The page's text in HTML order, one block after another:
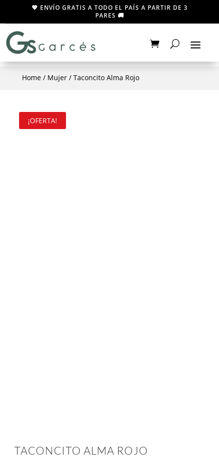
💖 ENVÍO GRATIS A TODO EL PAÍS A PARTIR DE 3
PARES 🚚
Home/ Mujer/ Taconcito Alma Rojo
¡OFERTA!
TACONCITO ALMA ROJO